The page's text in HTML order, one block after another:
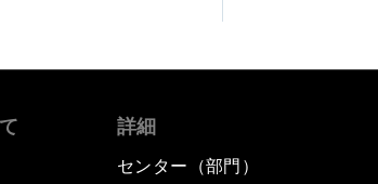
詳細
センター（部門）